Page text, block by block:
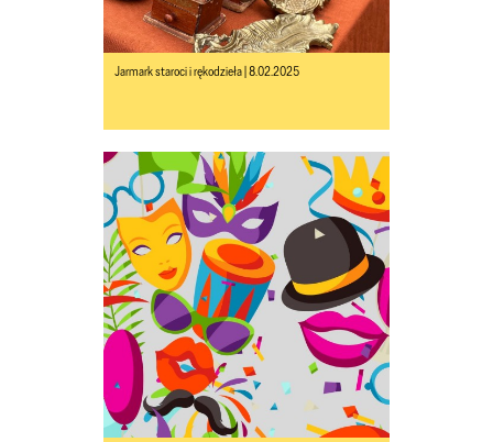
Jarmark staroci i rękodzieła | 8.02.2025